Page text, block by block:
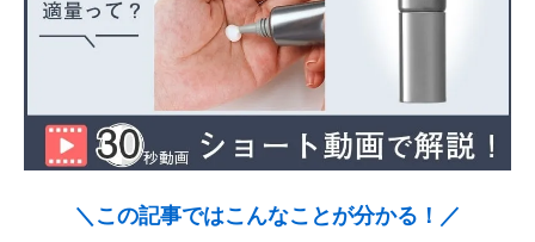
＼この記事ではこんなことが分かる！／